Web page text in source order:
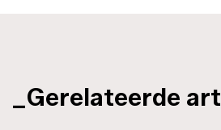
_Gerelateerde